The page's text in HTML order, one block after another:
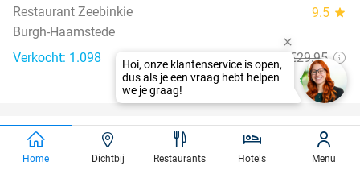
Restaurant Zeebinkie 9.5 star
Burgh-Haamstede
Verkocht: 1.098
€29,95
€16,50
100%
favorite_border
75 dagen gratis luisterboeken en e-books
Home Dichtbij Restaurants Hotels Menu